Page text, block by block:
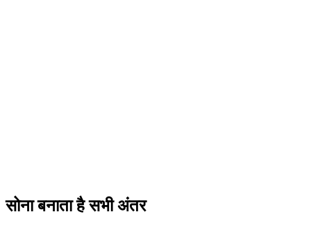
सोना बनाता है सभी अंतर